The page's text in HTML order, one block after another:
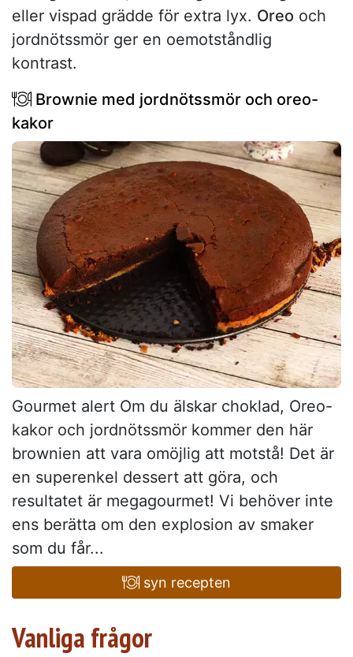
eller vispad grädde för extra lyx. Oreo och
jordnötssmör ger en oemotståndlig
kontrast.
Brownie med jordnötssmör och oreo-
kakor
Gourmet alert Om du älskar choklad, Oreo-
kakor och jordnötssmör kommer den här
brownien att vara omöjlig att motstå! Det är
en superenkel dessert att göra, och
resultatet är megagourmet! Vi behöver inte
ens berätta om den explosion av smaker
som du får...
syn recepten
Vanliga frågor